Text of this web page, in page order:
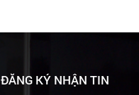
ĐĂNG KÝ NHẬN TIN